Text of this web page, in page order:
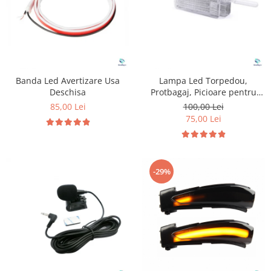
Banda Led Avertizare Usa
Deschisa
85,00 Lei
Lampa Led Torpedou,
Protbagaj, Picioare pentru
Peugeot & Citroen
100,00 Lei
75,00 Lei
-29%